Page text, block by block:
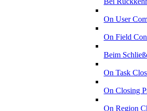
On User
On Field
Beim
On Task
On Closing
On Region